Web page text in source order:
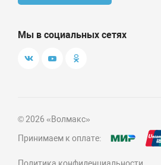
Мы в социальных сетях
© 2026 «Волмакс»
Принимаем к оплате: